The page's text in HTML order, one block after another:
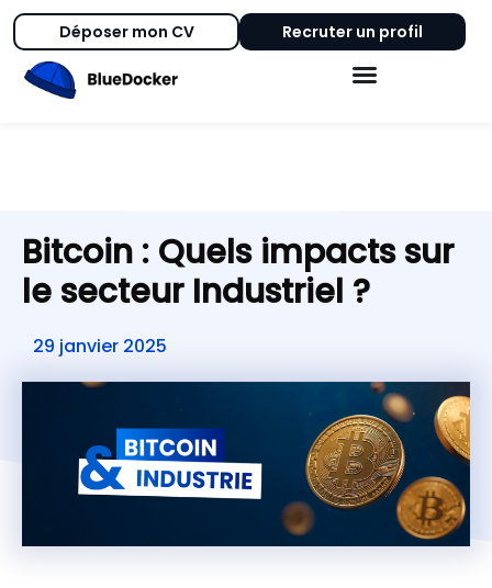
Déposer mon CV Recruter un profil
Bitcoin : Quels impacts sur
le secteur Industriel ?
29 janvier 2025